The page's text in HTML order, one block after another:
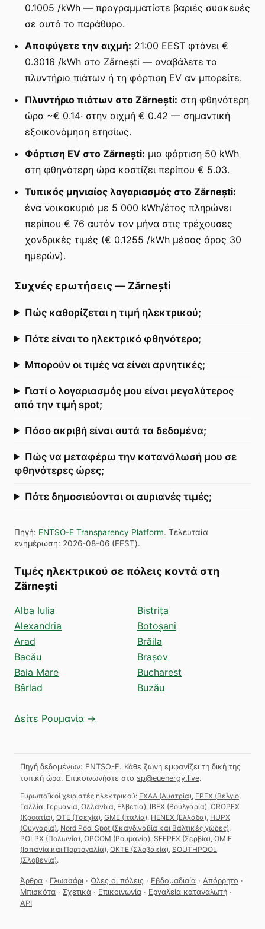
0.1005 /kWh — προγραμματίστε βαριές συσκευές
σε αυτό το παράθυρο.
Αποφύγετε την αιχμή: 21:00 EEST φτάνει €
0.3016 /kWh στο Zărnești — αναβάλετε το
πλυντήριο πιάτων ή τη φόρτιση EV αν μπορείτε.
Πλυντήριο πιάτων στο Zărnești: στη φθηνότερη
ώρα ~€ 0.14· στην αιχμή € 0.42 — σημαντική
εξοικονόμηση ετησίως.
Φόρτιση EV στο Zărnești: μια φόρτιση 50 kWh
στη φθηνότερη ώρα κοστίζει περίπου € 5.03.
Τυπικός μηνιαίος λογαριασμός στο Zărnești:
ένα νοικοκυριό με 5 000 kWh/έτος πληρώνει
περίπου € 76 αυτόν τον μήνα στις τρέχουσες
χονδρικές τιμές (€ 0.1255 /kWh μέσος όρος 30
ημερών).
Συχνές ερωτήσεις— Zărnești
Πώς καθορίζεται η τιμή ηλεκτρικού;
Πότε είναι το ηλεκτρικό φθηνότερο;
Μπορούν οι τιμές να είναι αρνητικές;
Γιατί ο λογαριασμός μου είναι μεγαλύτερος
από την τιμή spot;
Πόσο ακριβή είναι αυτά τα δεδομένα;
Πώς να μεταφέρω την κατανάλωσή μου σε
φθηνότερες ώρες;
Πότε δημοσιεύονται οι αυριανές τιμές;
Πηγή: ENTSO-E Transparency Platform. Τελευταία
ενημέρωση: 2026-08-06 (EEST).
Τιμές ηλεκτρικού σε πόλεις κοντά στη
Zărnești
Alba Iulia
Alexandria
Arad
Bacău
Baia Mare
Bârlad
Bistrița
Botoșani
Brăila
Brașov
Bucharest
Buzău
Δείτε Ρουμανία →
Πηγή δεδομένων: ENTSO-E. Κάθε ζώνη εμφανίζει τη δική της
τοπική ώρα. Επικοινωνήστε στο sp@euenergy.live.
Ευρωπαϊκοί χειριστές ηλεκτρικού: EXAA (Αυστρία) EPEX (Βέλγιο,
Γαλλία, Γερμανία, Ολλανδία, Ελβετία) IBEX (Βουλγαρία) CROPEX
(Κροατία) OTE (Τσεχία) GME (Ιταλία) HENEX (Ελλάδα) HUPX
(Ουγγαρία) Nord Pool Spot (Σκανδιναβία και Βαλτικές χώρες)
POLPX (Πολωνία) OPCOM (Ρουμανία) SEEPEX (Σερβία) OMIE
(Ισπανία και Πορτογαλία) OKTE (Σλοβακία) SOUTHPOOL
(Σλοβενία).
Άρθρα · Γλωσσάρι · Όλες οι πόλεις · Εβδομαδιαία · Απόρρητο ·
Μπισκότα · Σχετικά · Επικοινωνία · Εργαλεία καταναλωτή ·
API